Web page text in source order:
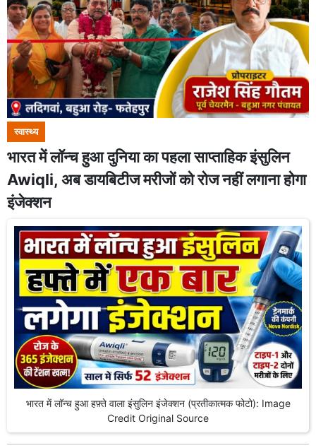
स्वास्थ्य
भारत में लॉन्च हुआ दुनिया का पहला साप्ताहिक इंसुलिन
Awiqli, अब डायबिटीज मरीजों को रोज नहीं लगाना होगा
इंजेक्शन
भारत में लॉन्च हुआ हफ़्ते वाला इंसुलिन इंजेक्शन (प्रतीकात्मक फोटो): Image
Credit Original Source